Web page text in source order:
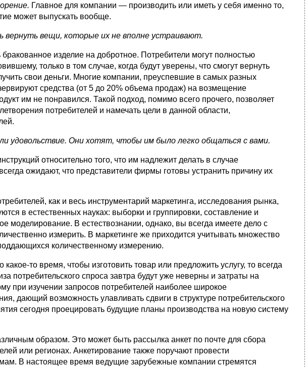
Главное для компании — производить или иметь у себя именно то,
может выпускать вообще.
вещи, которые их не вполне устраивают.
изделие на доброт­ное. Потребители могут полностью
только в том случае, когда будут уверены, что смогут вернуть
свои деньги. Многие компании, преуспевшие в самых разных
средства (от 5 до 20% объема продаж) на возмещение
им не понравился. Такой подход, помимо всего прочего, позволяет
потребителей и намечать цели в данной области,
удовольствие. Они хотят, что­бы им было легко общаться с вами.
относительно того, что им надлежит делать в случае
ожи­дают, что представители фирмы готовы устранить причину их
как и весь инструмен­тарий маркетинга, исследования рынка,
в естественных науках: выборки и группировки, составление и
моделирование. В естествознании, однако, вы всегда имеете дело с
измерить. В маркетинге же приходится учитывать множество
количественному измерению.
то время, чтобы изгото­вить товар или предложить услугу, то всегда
потребительского спроса завтра будут уже неверны и затраты на
при изучении запросов потребителей наибо­лее широкое
дающий возможность улавливать сдвиги в структуре потребительского
сегодня проецировать будущие планы производст­ва на новую систему
образом. Это может быть рассылка анкет по почте для сбора
или регионах. Анкетирование также поручают провести
В настоящее время ведущие зарубежные компании стремят­ся